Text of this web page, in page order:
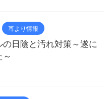
耳より情報
日陰と汚れ対策～遂に